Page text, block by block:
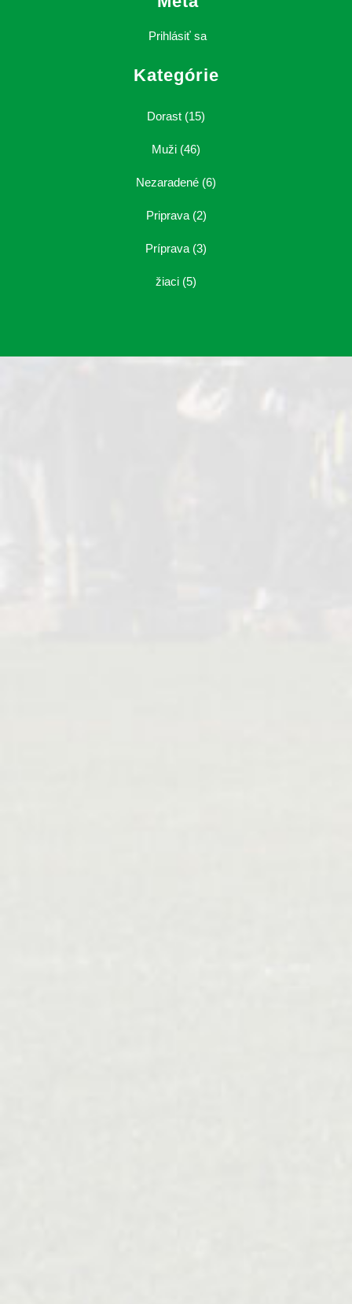
Prihlásiť sa
Kategórie
Dorast (15)
Muži (46)
Nezaradené (6)
Priprava(2)
Príprava (3)
žiaci (5)